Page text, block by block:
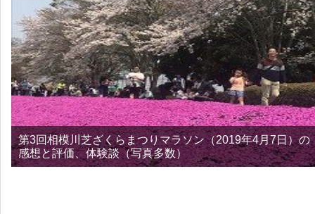
第3回相模川芝ざくらまつりマラソン（2019年4月7日）の
感想と評価、体験談（写真多数）